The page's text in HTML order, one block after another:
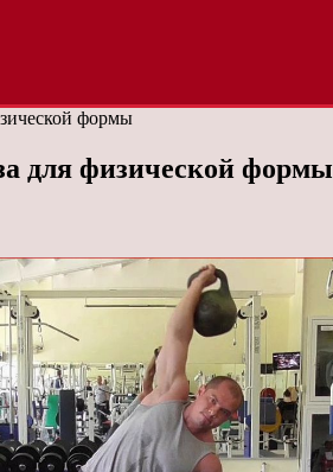
формы
для физической формы